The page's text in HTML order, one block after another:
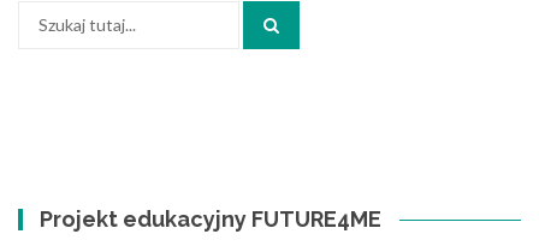
Projekt edukacyjny FUTURE4ME